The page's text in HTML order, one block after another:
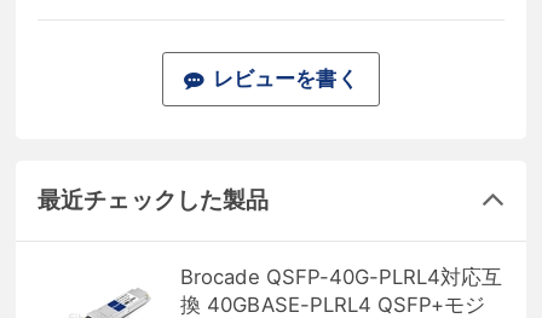
レビューを書く
最近チェックした製品
Brocade QSFP-40G-PLRL4対応互
換 40GBASE-PLRL4 QSFP+モジ